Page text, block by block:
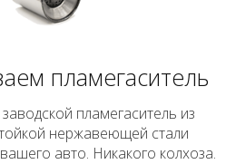
пламегаситель
пламегаситель из
нержавеющей стали
авто. Никакого колхоза.